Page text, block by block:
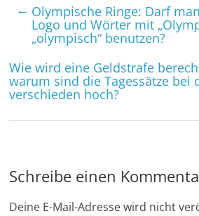
← Olympische Ringe: Darf
Logo und Wörter mit
„olympisch“ benutzen?
Wie wird eine Geldstrafe
warum sind die Tagessätze bei
verschieden hoch?
Schreibe einen
Deine E-Mail-Adresse wird nicht